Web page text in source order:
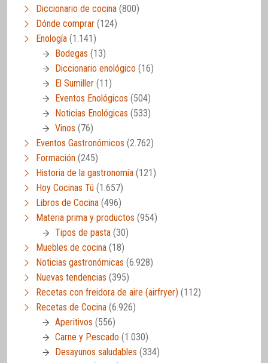
Diccionario de cocina (800)
Dónde comprar (124)
Enología (1.141)
Bodegas (13)
Diccionario enológico (16)
El Sumiller (11)
Eventos Enológicos (504)
Noticias Enológicas (533)
Vinos (76)
Eventos Gastronómicos (2.762)
Formación (245)
Historia de la gastronomía (121)
Hoy Cocinas Tú (1.657)
Libros de Cocina (496)
Materia prima y productos (954)
Tipos de pasta (30)
Muebles de cocina (18)
Noticias gastronómicas (6.928)
Nuevas tendencias (395)
Recetas con freidora de aire (airfryer) (112)
Recetas de Cocina (6.926)
Aperitivos (556)
Carne y Pescado (1.030)
Desayunos saludables (334)